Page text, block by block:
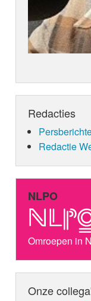
Redacties
Redactie
NLPO
Omroepen in
Onze